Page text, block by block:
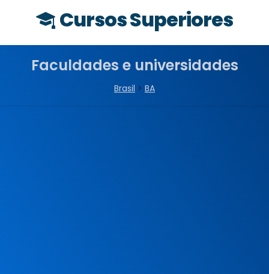
Cursos Superiores
Faculdades e universidades
Brasil > BA